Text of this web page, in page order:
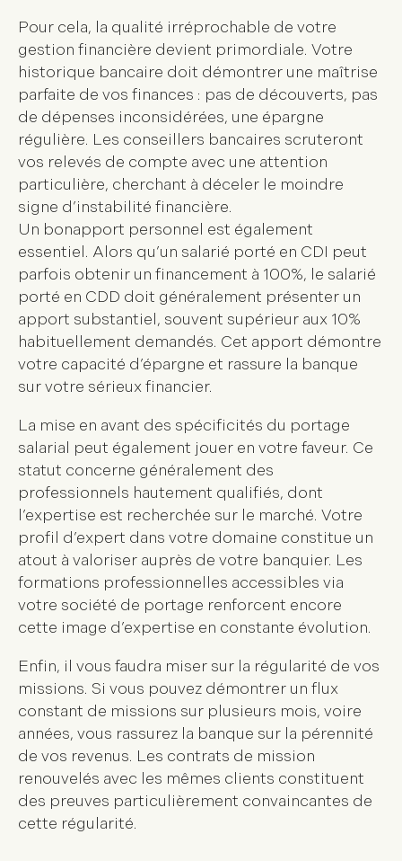
Pour cela, la qualité irréprochable de votre
gestion financière devient primordiale. Votre
historique bancaire doit démontrer une maîtrise
parfaite de vos finances : pas de découverts, pas
de dépenses inconsidérées, une épargne
régulière. Les conseillers bancaires scruteront
vos relevés de compte avec une attention
particulière, cherchant à déceler le moindre
signe d’instabilité financière.
Un bonapport personnel est également
essentiel. Alors qu’un salarié porté en CDI peut
parfois obtenir un financement à 100%, le salarié
porté en CDD doit généralement présenter un
apport substantiel, souvent supérieur aux 10%
habituellement demandés. Cet apport démontre
votre capacité d’épargne et rassure la banque
sur votre sérieux financier.
La mise en avant des spécificités du portage
salarial peut également jouer en votre faveur. Ce
statut concerne généralement des
professionnels hautement qualifiés, dont
l’expertise est recherchée sur le marché. Votre
profil d’expert dans votre domaine constitue un
atout à valoriser auprès de votre banquier. Les
formations professionnelles accessibles via
votre société de portage renforcent encore
cette image d’expertise en constante évolution.
Enfin, il vous faudra miser sur la régularité de vos
missions. Si vous pouvez démontrer un flux
constant de missions sur plusieurs mois, voire
années, vous rassurez la banque sur la pérennité
de vos revenus. Les contrats de mission
renouvelés avec les mêmes clients constituent
des preuves particulièrement convaincantes de
cette régularité.